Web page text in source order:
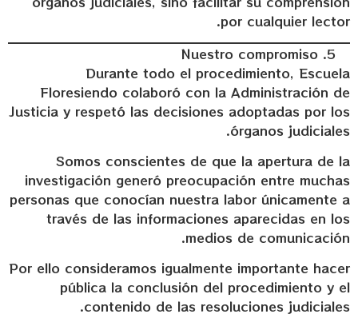
por cualquier lector.
Nuestro compromiso
Durante todo el procedimiento, Escuela
Floresiendo colaboró con la Administración de
Justicia y respetó las decisiones adoptadas por los
órganos judiciales.
Somos conscientes de que la apertura de la
investigación generó preocupación entre muchas
personas que conocían nuestra labor únicamente a
través de las informaciones aparecidas en los
medios de comunicación.
Por ello consideramos igualmente importante hacer
pública la conclusión del procedimiento y el
contenido de las resoluciones judiciales.